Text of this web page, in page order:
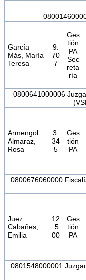
García
Más, María
Teresa
9.
70
7
Ges
tión
PA
Sec
reta
ría
0800641000006
Armengol
Almaraz,
Rosa
3.
34
5
Ges
tión
PA
0800676060000
Juez
Cabañes,
Emilia
12
.5
00
Ges
tión
PA
0801548000001